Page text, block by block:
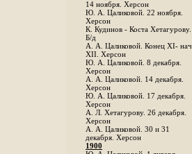
14 ноября. Херсон
Ю. А. Цаликовой. 22 ноября.
Херсон
К. Кудинов - Коста Хетагурову.
Б/д
А. А. Цаликовой. Конец XI- нач.
XII. Херсон
Ю. А. Цаликовой. 8 декабря.
Херсон
А. А. Цаликовой. 14 декабря.
Херсон
Ю. А. Цаликовой. 17 декабря.
Херсон
А. Л. Хетагурову. 26 декабря.
Херсон
А. А. Цаликовой. 30 и 31
декабря. Херсон
1900